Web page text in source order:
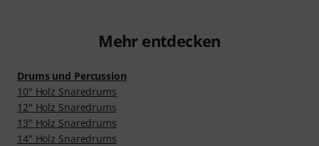
Mehr entdecken
Drums und Percussion
10" Holz Snaredrums
12" Holz Snaredrums
13" Holz Snaredrums
14" Holz Snaredrums